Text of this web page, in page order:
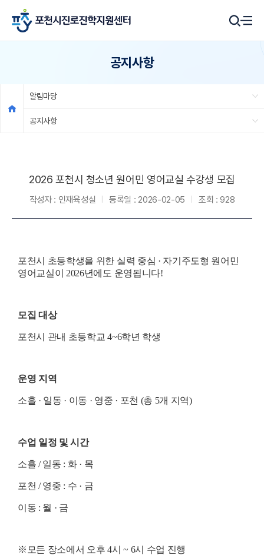
공지사항
알림마당
공지사항
2026 포천시 청소년 원어민 영어교실 수강생 모집
작성자 : 인재육성실 등록일 : 2026-02-05 조회 : 928
포천시 초등학생을 위한 실력 중심 · 자기주도형 원어민
영어교실이 2026년에도 운영됩니다!
모집 대상
포천시 관내 초등학교 4~6학년 학생
운영 지역
소흘 · 일동 · 이동 · 영중 · 포천 (총 5개 지역)
수업 일정 및 시간
소흘 / 일동 : 화 · 목
포천 / 영중 : 수 · 금
이동 : 월 · 금
※모든 장소에서 오후 4시 ~ 6시 수업 진행